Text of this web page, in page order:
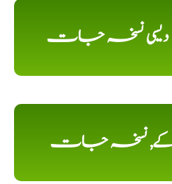
دیسی نسخہ جات
کے, نسخہ جات